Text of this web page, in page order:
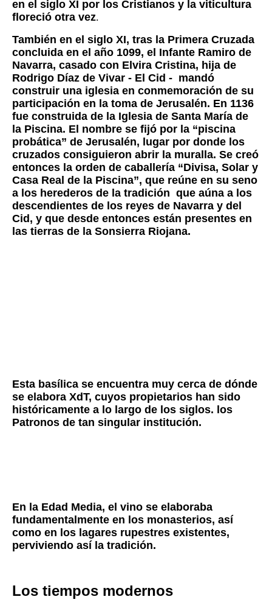
en el siglo XI por los Cristianos y la viticultura
floreció otra vez.
También en el siglo XI, tras la Primera Cruzada
concluida en el año 1099, el Infante Ramiro de
Navarra, casado con Elvira Cristina, hija de
Rodrigo Díaz de Vivar - El Cid - mandó
construir una iglesia en conmemoración de su
participación en la toma de Jerusalén. En 1136
fue construida de la Iglesia de Santa María de
la Piscina. El nombre se fijó por la “piscina
probática” de Jerusalén, lugar por donde los
cruzados consiguieron abrir la muralla. Se creó
entonces la orden de caballería “Divisa, Solar y
Casa Real de la Piscina”, que reúne en su seno
a los herederos de la tradición que aúna a los
descendientes de los reyes de Navarra y del
Cid, y que desde entonces están presentes en
las tierras de la Sonsierra Riojana.
Esta basílica se encuentra muy cerca de dónde
se elabora XdT, cuyos propietarios han sido
históricamente a lo largo de los siglos. los
Patronos de tan singular institución.
En la Edad Media, el vino se elaboraba
fundamentalmente en los monasterios, así
como en los lagares rupestres existentes,
perviviendo así la tradición.
Los tiempos modernos